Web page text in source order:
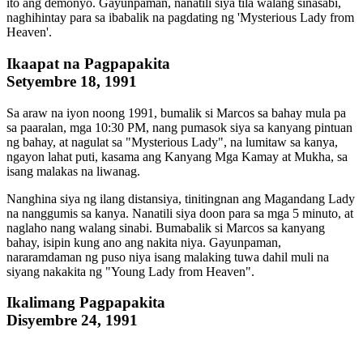
ito ang demonyo. Gayunpaman, nanatili siya tila walang sinasabi,
naghihintay para sa ibabalik na pagdating ng 'Mysterious Lady from
Heaven'.
Ikaapat na Pagpapakita
Setyembre 18, 1991
Sa araw na iyon noong 1991, bumalik si Marcos sa bahay mula pa
sa paaralan, mga 10:30 PM, nang pumasok siya sa kanyang pintuan
ng bahay, at nagulat sa "Mysterious Lady", na lumitaw sa kanya,
ngayon lahat puti, kasama ang Kanyang Mga Kamay at Mukha, sa
isang malakas na liwanag.
Nanghina siya ng ilang distansiya, tinitingnan ang Magandang Lady
na nanggumis sa kanya. Nanatili siya doon para sa mga 5 minuto, at
naglaho nang walang sinabi. Bumabalik si Marcos sa kanyang
bahay, isipin kung ano ang nakita niya. Gayunpaman,
nararamdaman ng puso niya isang malaking tuwa dahil muli na
siyang nakakita ng "Young Lady from Heaven".
Ikalimang Pagpapakita
Disyembre 24, 1991